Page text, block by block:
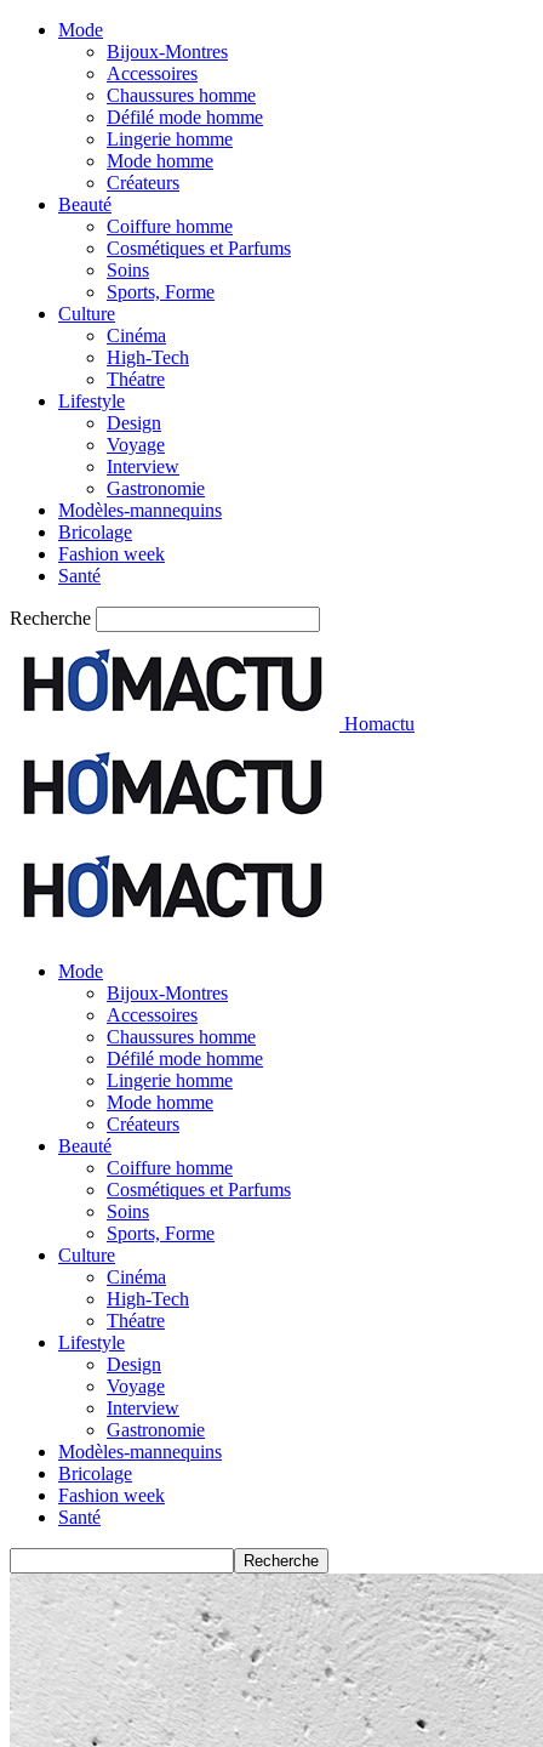
Mode
Bijoux-Montres
Accessoires
Chaussures homme
Défilé mode homme
Lingerie homme
Mode homme
Créateurs
Beauté
Coiffure homme
Cosmétiques et Parfums
Soins
Sports, Forme
Culture
Cinéma
High-Tech
Théatre
Lifestyle
Design
Voyage
Interview
Gastronomie
Modèles-mannequins
Bricolage
Fashion week
Santé
Recherche
Homactu
Mode
Bijoux-Montres
Accessoires
Chaussures homme
Défilé mode homme
Lingerie homme
Mode homme
Créateurs
Beauté
Coiffure homme
Cosmétiques et Parfums
Soins
Sports, Forme
Culture
Cinéma
High-Tech
Théatre
Lifestyle
Design
Voyage
Interview
Gastronomie
Modèles-mannequins
Bricolage
Fashion week
Santé